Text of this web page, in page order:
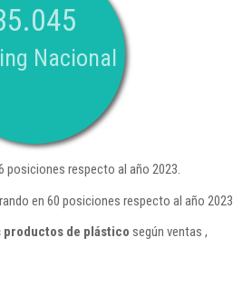
Nacional
posiciones respecto al año 2023.
en 60 posiciones respecto al año 2023.
productos de plástico según ventas ,